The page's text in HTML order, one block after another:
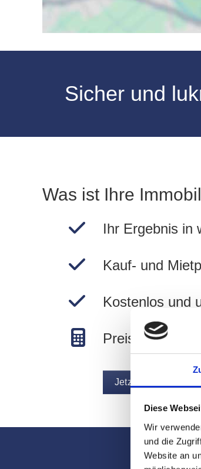
Diese
Wir
und die
Website an
Sicher und
Was ist Ihre
Ihr Ergebnis in
Kauf- und
Kostenlos und
Preise in
Jetzt Immobilie